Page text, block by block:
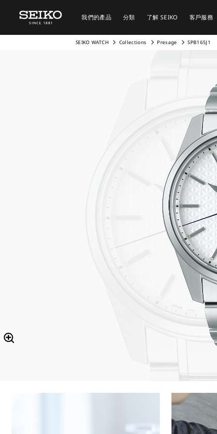
我們的產品 分類 了解 SEIKO 客戶服務
SEIKO WATCH Collections Presage SPB165J1